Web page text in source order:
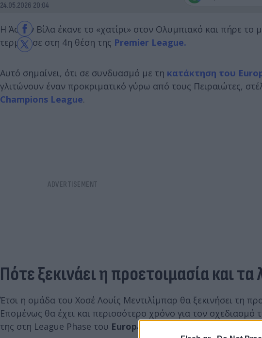
24.05.2026 20:04
Η Άστον Βίλα έκανε το «χατίρι» στον Ολυμπιακό και πήρε το
τερμάτισε στη 4η θέση της Premier League.
Αυτό σημαίνει, ότι σε συνδυασμό με τη κατάκτηση του
γλιτώνουν έναν προκριματικό γύρω από τους Πειραιώτες,
Champions League.
Πότε ξεκινάει η προετοιμασία και
Έτσι η ομάδα του Χοσέ Λουίς Μεντιλίμπαρ θα ξεκινήσει τη
Επομένως θα έχει και περισσότερο χρόνο για τον σχεδιασμό
της στη League Phase του Europa League